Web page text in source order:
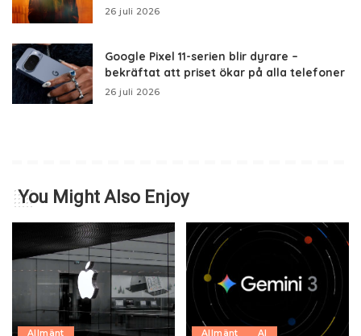
26 juli 2026
Google Pixel 11-serien blir dyrare –
bekräftat att priset ökar på alla telefoner
26 juli 2026
You Might Also Enjoy
Allmänt Allmänt AI